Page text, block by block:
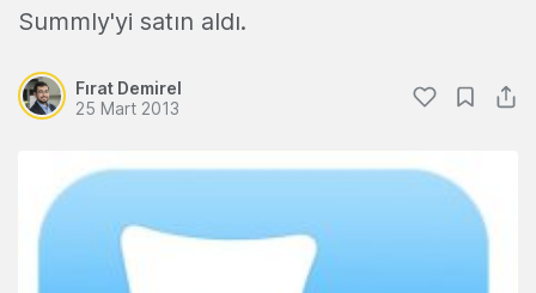
Summly'yi satın aldı.
Fırat Demirel
25 Mart 2013